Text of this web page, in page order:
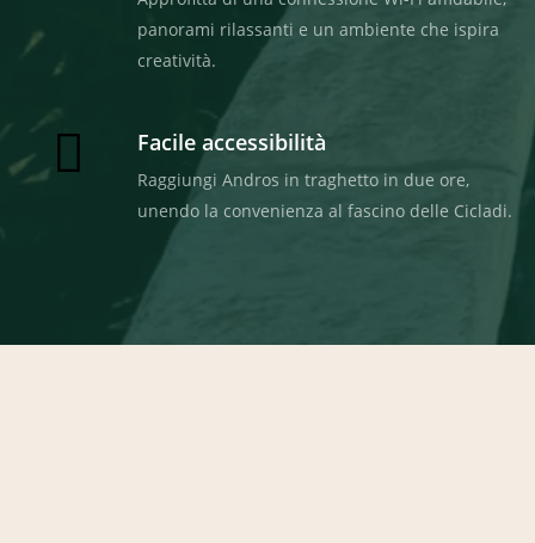
panorami rilassanti e un ambiente che ispira
creatività.
Facile accessibilità
Raggiungi Andros in traghetto in due ore,
unendo la convenienza al fascino delle Cicladi.